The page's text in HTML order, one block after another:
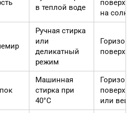
в теплой воде
на солнце
Ручная стирка
или
деликатный
режим
Машинная
стирка при
40°C
или